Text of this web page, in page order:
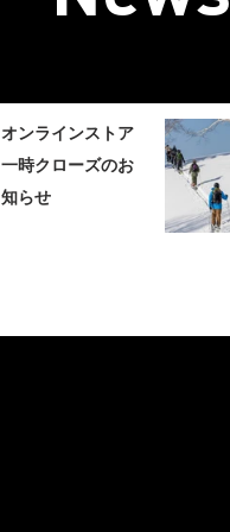
オンラインストア
一時クローズのお
知らせ